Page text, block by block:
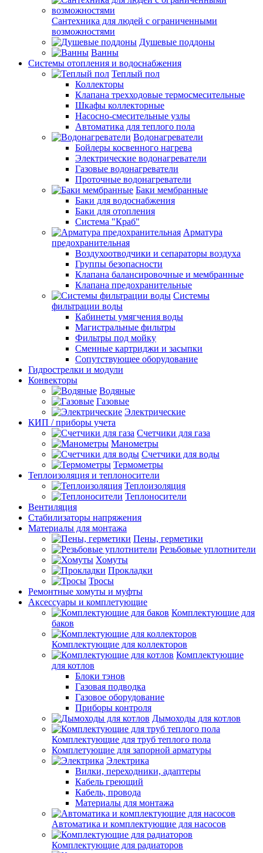
Сантехника для людей с ограниченными
возможностями
Душевые поддоны
Ванны
Системы отопления и водоснабжения
Теплый пол
Коллекторы
Клапана трехходовые термосмесительные
Шкафы коллекторные
Насосно-смесительные узлы
Автоматика для теплого пола
Водонагреватели
Бойлеры косвенного нагрева
Электрические водонагреватели
Газовые водонагреватели
Проточные водонагреватели
Баки мембранные
Баки для водоснабжения
Баки для отопления
Система "Краб"
Арматура
предохранительная
Воздухоотводчики и сепараторы воздуха
Группы безопасности
Клапана балансировочные и мембранные
Клапана предохранительные
Системы
фильтрации воды
Кабинеты умягчения воды
Магистральные фильтры
Фильтры под мойку
Сменные картриджи и засыпки
Сопутствующее оборудование
Гидрострелки и модули
Конвекторы
Водяные
Газовые
Электрические
КИП / приборы учета
Счетчики для газа
Манометры
Счетчики для воды
Термометры
Теплоизоляция и теплоносители
Теплоизоляция
Теплоносители
Вентиляция
Стабилизаторы напряжения
Материалы для монтажа
Пены, герметики
Резьбовые уплотнители
Хомуты
Прокладки
Тросы
Ремонтные хомуты и муфты
Аксессуары и комплетующие
Комплектующие для
баков
Комплектующие для коллекторов
Комплектующие
для котлов
Блоки тэнов
Газовая подводка
Газовое оборудование
Приборы контроля
Дымоходы для котлов
Комплектующие для труб теплого пола
Комплетующие для запорной арматуры
Электрика
Вилки, переходники, адаптеры
Кабель греющий
Кабель, провода
Материалы для монтажа
Автоматика и комплектующие для насосов
Комплектующие для радиаторов